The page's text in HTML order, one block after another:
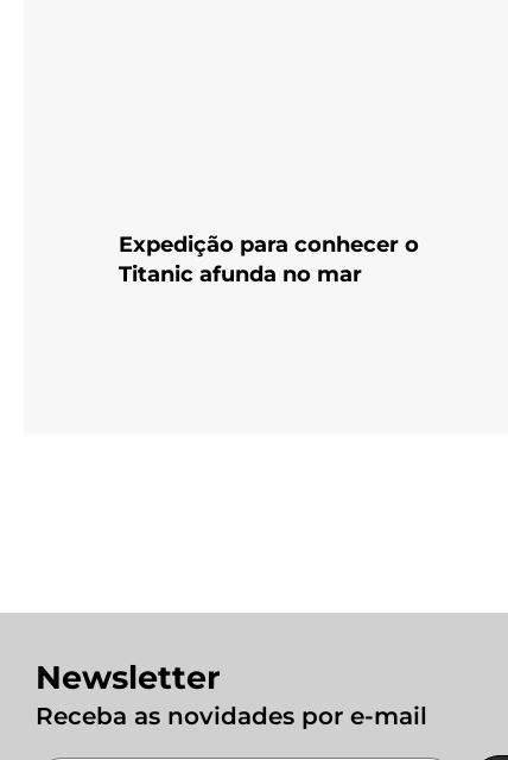
Expedição para conhecer o
Titanic afunda no mar
Newsletter
Receba as novidades por e-mail